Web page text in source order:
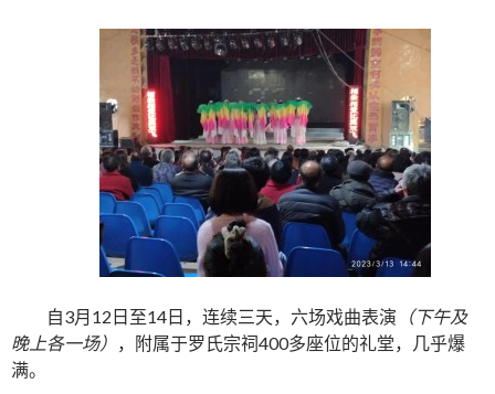
自3月12日至14日，连续三天，六场戏曲表演 （下午及
晚上各一场） ，附属于罗氏宗祠400多座位的礼堂，几乎爆
满。